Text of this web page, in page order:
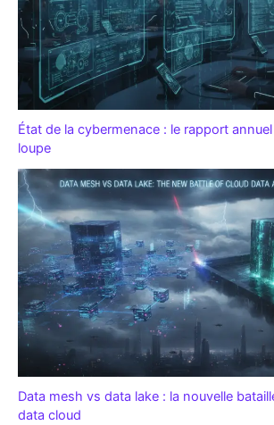
État de la cybermenace : le rapport annuel
loupe
Data mesh vs data lake : la nouvelle
data cloud